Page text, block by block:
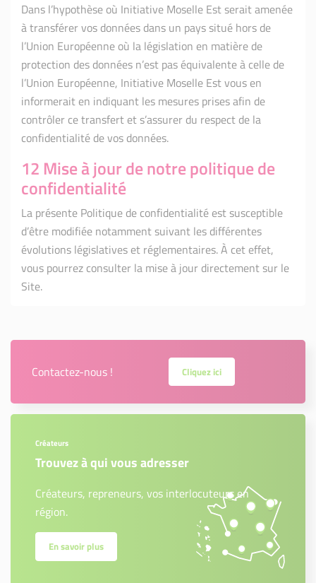
Dans l’hypothèse où Initiative Moselle Est serait amenée
à transférer vos données dans un pays situé hors de
l’Union Européenne où la législation en matière de
protection des données n’est pas équivalente à celle de
l’Union Européenne, Initiative Moselle Est vous en
informerait en indiquant les mesures prises afin de
contrôler ce transfert et s’assurer du respect de la
confidentialité de vos données.
12 Mise à jour de notre politique de
confidentialité
La présente Politique de confidentialité est susceptible
d’être modifiée notamment suivant les différentes
évolutions législatives et réglementaires. À cet effet,
vous pourrez consulter la mise à jour directement sur le
Site.
Contactez-nous ! Cliquez ici
Créateurs
Trouvez à qui vous adresser
Créateurs, repreneurs, vos interlocuteurs en
région.
En savoir plus